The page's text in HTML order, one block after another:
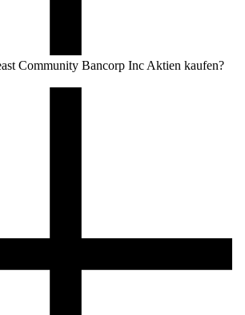
Community Bancorp Inc Aktien kaufen?